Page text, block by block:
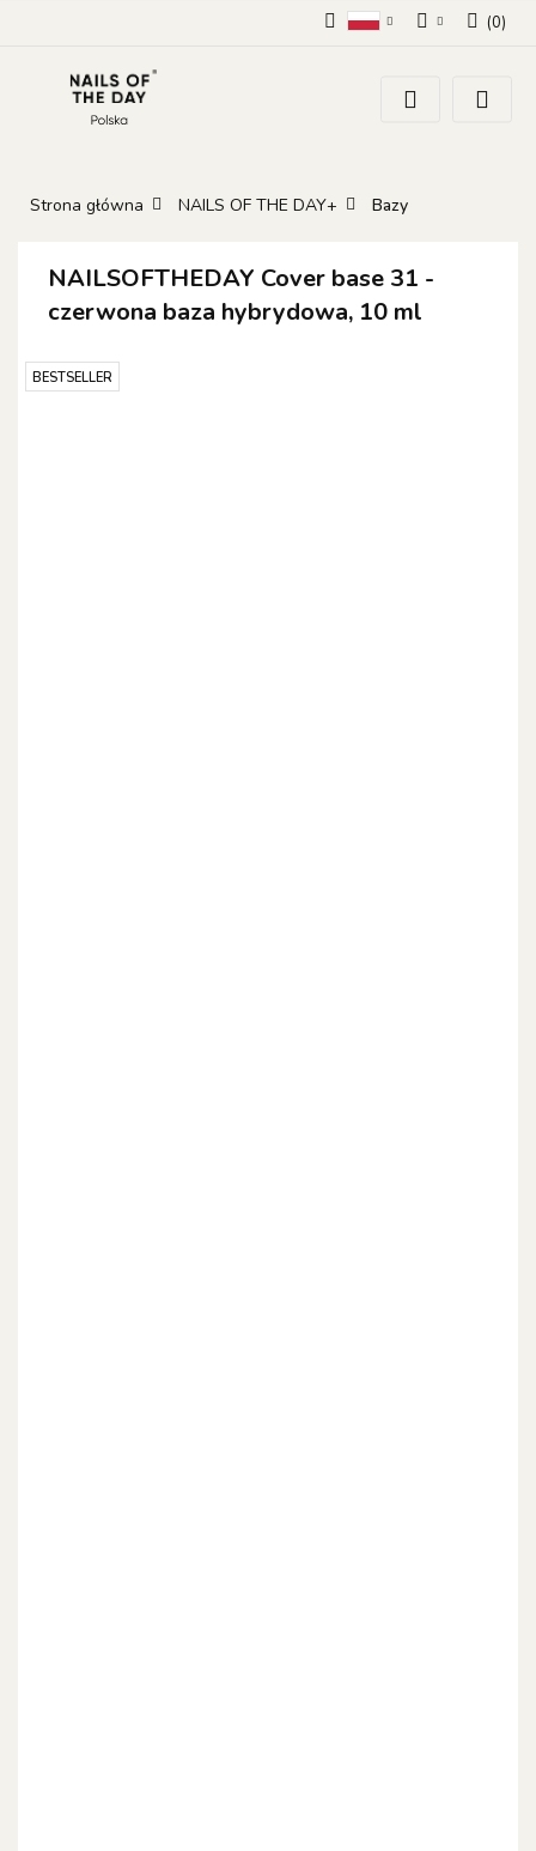
Zarejestruj się
(0)
Strona główna NAILS OF THE DAY+ Bazy
NAILSOFTHEDAY Cover base 31 -
czerwona baza hybrydowa, 10 ml
BESTSELLER